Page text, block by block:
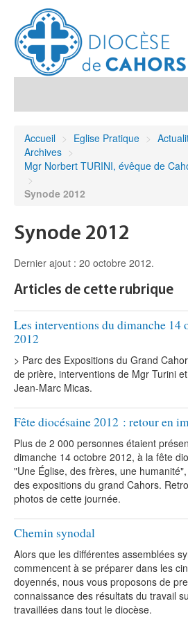
Démarches et sacrements
Sanctuaires & Pélerinages
Agenda diocésain
Je donne
Annuaire/Contact
Accueil > Eglise Pratique >
Archives >
Mgr Norbert TURINI, évêque de
>
Synode 2012
Synode 2012
Dernier ajout : 20 octobre 2012.
Articles de cette rubrique
Les interventions du dimanche 14
2012
> Parc des Expositions du Grand
de prière, interventions de Mgr Turini
Jean-Marc Micas.
Fête diocésaine 2012 : retour en
Plus de 2 000 personnes étaient
dimanche 14 octobre 2012, à la fête
"Une Église, des frères, une
des expositions du grand Cahors.
photos de cette journée.
Chemin synodal
Alors que les différentes assemblées
commencent à se préparer dans les
doyennés, nous vous proposons de
connaissance des résultats du travail
travaillées dans tout le diocèse.